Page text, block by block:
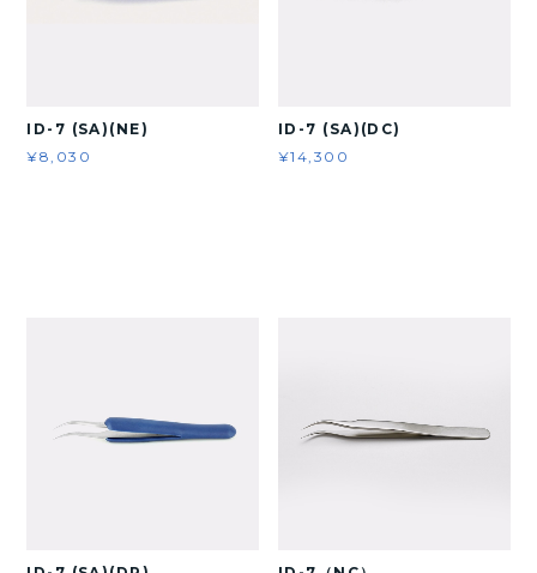
ID-7 (SA)(NE)
¥8,030
ID-7 (SA)(DC)
¥14,300